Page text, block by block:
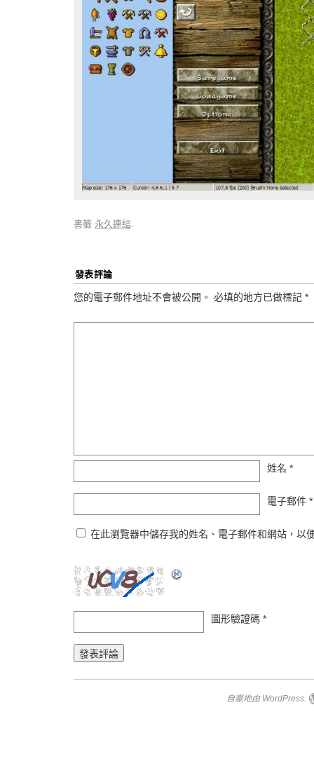
書籤 永久連結
發表評論
您的電子郵件地址不會被公開。 必填的地方已做標記 *
姓名 *
電子郵件 *
在此瀏覽器中儲存我的姓名、電子郵件和網站，以
圖形驗證碼 *
自豪地由 WordPress.